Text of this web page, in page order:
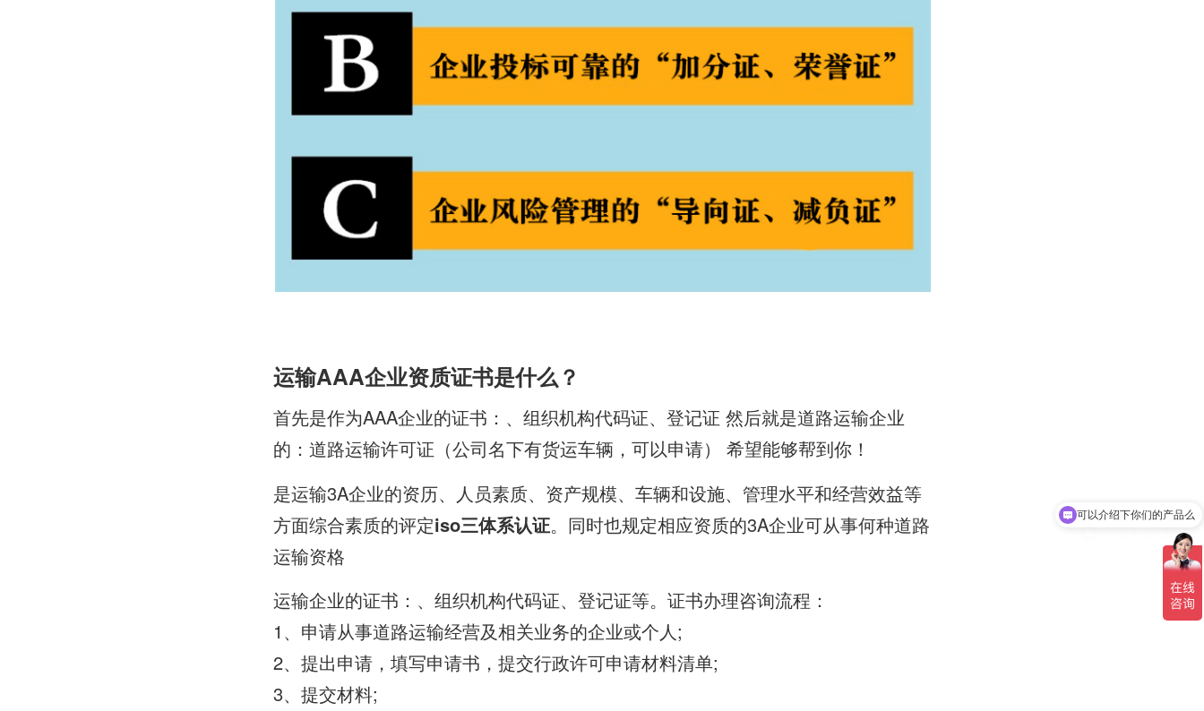
运输AAA企业资质证书是什么？
首先是作为AAA企业的证书：、组织机构代码证、登记证 然后就是道路运输企业
的：道路运输许可证（公司名下有货运车辆，可以申请） 希望能够帮到你！
是运输3A企业的资历、人员素质、资产规模、车辆和设施、管理水平和经营效益等
方面综合素质的评定iso三体系认证。同时也规定相应资质的3A企业可从事何种道路
运输资格
运输企业的证书：、组织机构代码证、登记证等。证书办理咨询流程：
1、申请从事道路运输经营及相关业务的企业或个人;
2、提出申请，填写申请书，提交行政许可申请材料清单;
3、提交材料;
你们是怎么收费的呢